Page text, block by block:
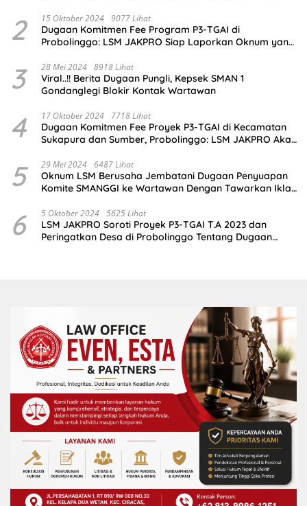
2 15 Oktober 2024 9077 Lihat
Dugaan Komitmen Fee Program P3-TGAI di
Probolinggo: LSM JAKPRO Siap Laporkan Oknum yang
3 28 Mei 2024 8918 Lihat
Viral..!! Berita Dugaan Pungli, Kepsek SMAN 1
Gondanglegi Blokir Kontak Wartawan
4 17 Oktober 2024 7718 Lihat
Dugaan Komitmen Fee Proyek P3-TGAI di Kecamatan
Sukapura dan Sumber, Probolinggo: LSM JAKPRO Akan
5 29 Mei 2024 6487 Lihat
Oknum LSM Berusaha Jembatani Dugaan Penyuapan
Komite SMANGGI ke Wartawan Dengan Tawarkan Iklan
6 5 Oktober 2024 5625 Lihat
LSM JAKPRO Soroti Proyek P3-TGAI T.A 2023 dan
Peringatkan Desa di Probolinggo Tentang Dugaan